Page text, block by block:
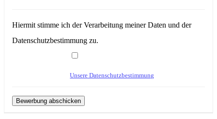
Hiermit stimme ich der Verarbeitung meiner Daten und der
Datenschutzbestimmung zu.
Unsere Datenschutzbestimmung